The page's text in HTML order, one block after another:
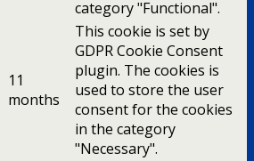
category "Functional".
11
months
This cookie is set by
GDPR Cookie Consent
plugin. The cookies is
used to store the user
consent for the cookies
in the category
"Necessary".